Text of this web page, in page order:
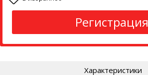
Регистрация
Характеристики